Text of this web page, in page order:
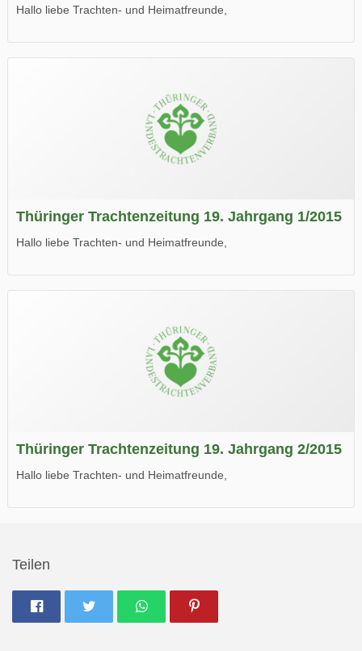
Hallo liebe Trachten- und Heimatfreunde,
Wir wünschen Euch viel Spaß beim Lesen.
Thüringer Trachtenzeitung 19. Jahrgang 1/2015
Hallo liebe Trachten- und Heimatfreunde,
Wir wünschen Euch viel Spaß beim Lesen.
Thüringer Trachtenzeitung 19. Jahrgang 2/2015
Hallo liebe Trachten- und Heimatfreunde,
Teilen